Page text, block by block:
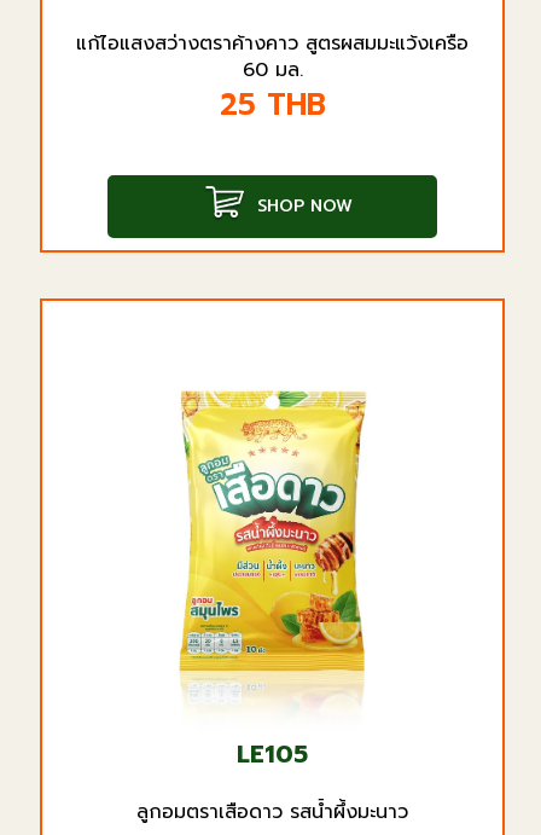
แก้ไอแสงสว่างตราค้างคาว สูตรผสมมะแว้งเครือ
60 มล.
25 THB
SHOP NOW
LE105
ลูกอมตราเสือดาว รสน้ำผึ้งมะนาว